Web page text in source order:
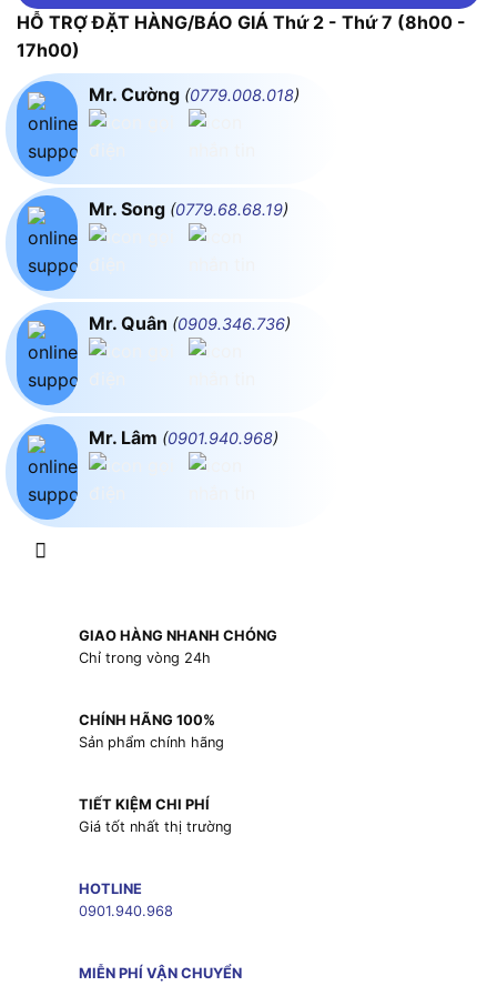
HỖ TRỢ ĐẶT HÀNG/BÁO GIÁ Thứ 2 - Thứ 7 (8h00 -
17h00)
Mr. Cường (0779.008.018)
Mr. Song (0779.68.68.19)
Mr. Quân (0909.346.736)
Mr. Lâm (0901.940.968)
GIAO HÀNG NHANH CHÓNG
Chỉ trong vòng 24h
CHÍNH HÃNG 100%
Sản phẩm chính hãng
TIẾT KIỆM CHI PHÍ
Giá tốt nhất thị trường
HOTLINE
0901.940.968
MIỄN PHÍ VẬN CHUYỂN